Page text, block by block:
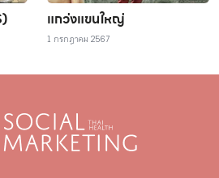
แกว่งแขนใหญ่
1 กรกฎาคม 2567